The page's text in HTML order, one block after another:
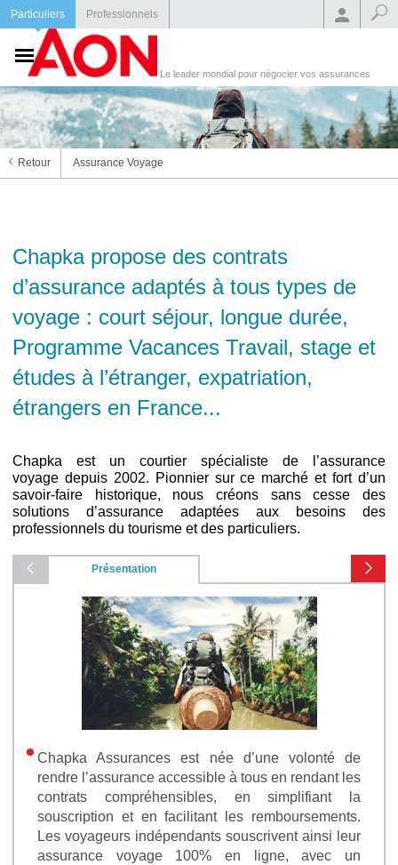
Particuliers Professionnels
Le leader mondial pour négocier vos assurances
Retour Assurance Voyage
Chapka propose des contrats
d’assurance adaptés à tous types de
voyage : court séjour, longue durée,
Programme Vacances Travail, stage et
études à l’étranger, expatriation,
étrangers en France...
Chapka est un courtier spécialiste de l’assurance
voyage depuis 2002. Pionnier sur ce marché et fort d’un
savoir-faire historique, nous créons sans cesse des
solutions d’assurance adaptées aux besoins des
professionnels du tourisme et des particuliers.
Présentation
Chapka Assurances est née d’une volonté de
rendre l’assurance accessible à tous en rendant les
contrats compréhensibles, en simplifiant la
souscription et en facilitant les remboursements.
Les voyageurs indépendants souscrivent ainsi leur
assurance voyage 100% en ligne, avec un